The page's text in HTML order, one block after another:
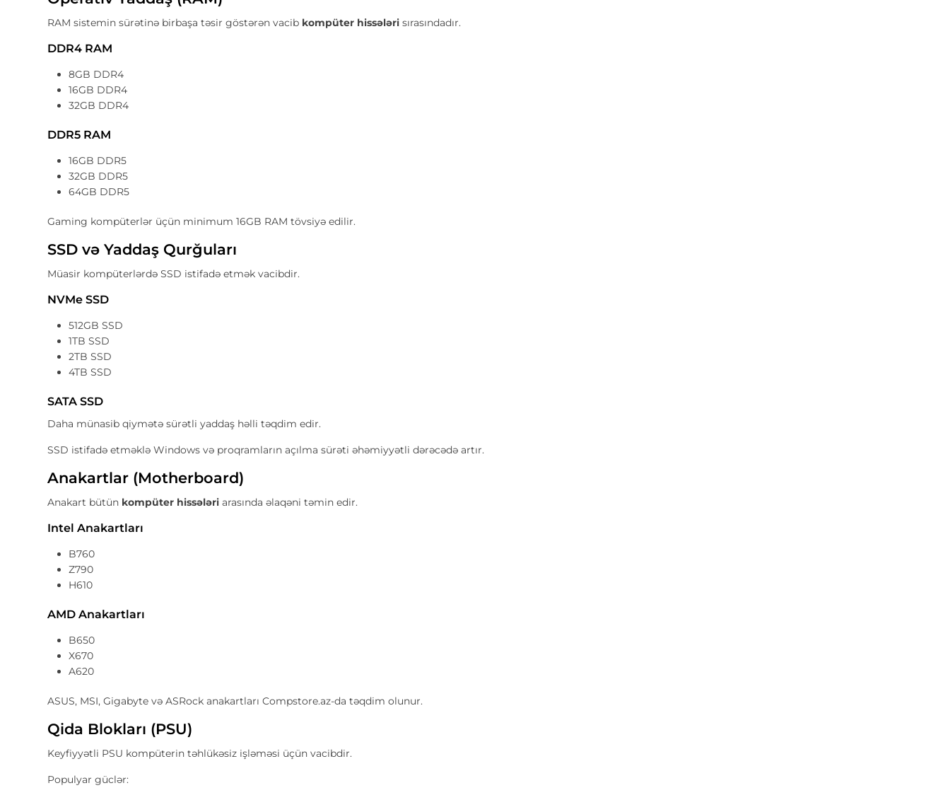
RAM sistemin sürətinə birbaşa təsir göstərən vacib kompüter hissələri sırasındadır.
DDR4 RAM
8GB DDR4
16GB DDR4
32GB DDR4
DDR5 RAM
16GB DDR5
32GB DDR5
64GB DDR5
Gaming kompüterlər üçün minimum 16GB RAM tövsiyə edilir.
SSD və Yaddaş Qurğuları
Müasir kompüterlərdə SSD istifadə etmək vacibdir.
NVMe SSD
512GB SSD
1TB SSD
2TB SSD
4TB SSD
SATA SSD
Daha münasib qiymətə sürətli yaddaş həlli təqdim edir.
SSD istifadə etməklə Windows və proqramların açılma sürəti əhəmiyyətli dərəcədə artır.
Anakartlar (Motherboard)
Anakart bütün kompüter hissələri arasında əlaqəni təmin edir.
Intel Anakartları
B760
Z790
H610
AMD Anakartları
B650
X670
A620
ASUS, MSI, Gigabyte və ASRock anakartları Compstore.az-da təqdim olunur.
Qida Blokları (PSU)
Keyfiyyətli PSU kompüterin təhlükəsiz işləməsi üçün vacibdir.
Populyar güclər: